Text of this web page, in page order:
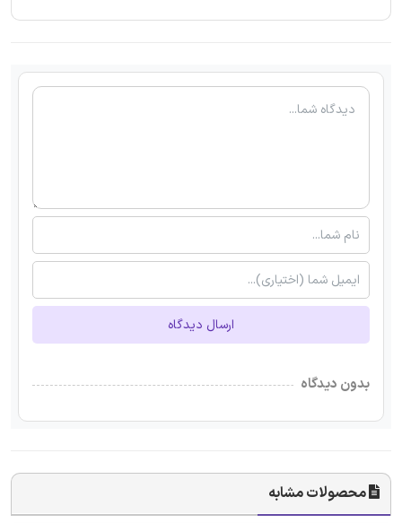
ارسال دیدگاه
بدون دیدگاه
محصولات مشابه